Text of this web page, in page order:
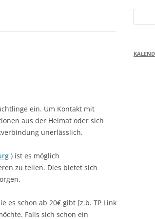
ein. Um Kontakt mit
aus der Heimat oder sich
unerlässlich.
) ist es möglich
zu teilen. Dies bietet sich
es schon ab 20€ gibt [z.b. TP Link
Falls sich schon ein
nach: